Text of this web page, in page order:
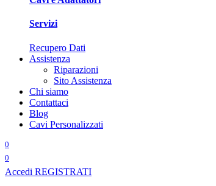
Servizi
Recupero Dati
Assistenza
Riparazioni
Sito Assistenza
Chi siamo
Contattaci
Blog
Cavi Personalizzati
0
0
Accedi REGISTRATI